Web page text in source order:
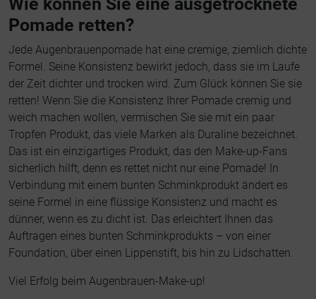
Wie können Sie eine ausgetrocknete
Pomade retten?
Jede Augenbrauenpomade hat eine cremige, ziemlich dichte
Formel. Seine Konsistenz bewirkt jedoch, dass sie im Laufe
der Zeit dichter und trocken wird. Zum Glück können Sie sie
retten! Wenn Sie die Konsistenz Ihrer Pomade cremig und
weich machen wollen, vermischen Sie sie mit ein paar
Tropfen Produkt, das viele Marken als Duraline bezeichnet.
Das ist ein einzigartiges Produkt, das den Make-up-Fans
sicherlich hilft, denn es rettet nicht nur eine Pomade! In
Verbindung mit einem bunten Schminkprodukt ändert es
seine Formel in eine flüssige Konsistenz und macht es
dünner, wenn es zu dicht ist. Das erleichtert Ihnen das
Auftragen eines bunten Schminkprodukts – von einer
Foundation, über einen Lippenstift, bis hin zu Lidschatten.
Viel Erfolg beim Augenbrauen-Make-up!